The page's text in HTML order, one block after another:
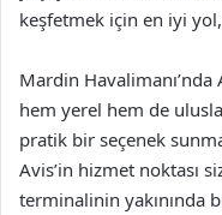
keşfetmek için en iyi yol,
Mardin
hem yerel hem de
pratik bir seçenek
Avis’in hizmet noktası
terminalinin yakınında